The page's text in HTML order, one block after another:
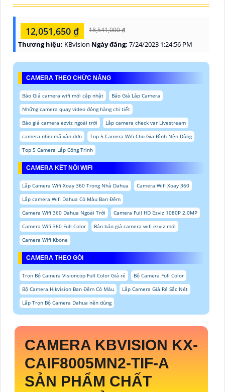
12,051,650 ₫ 18,541,000 ₫
Thương hiệu: KBvision Ngày đăng: 7/24/2023 1:24:56 PM
CAMERA THEO CHỨC NĂNG
Báo Giá camera wifi mới cập nhật
Báo Giá Lắp Camera
Những camera quay video đóng hàng chi tiết
Báo giá camera ezviz ngoài trời
Lắp camera check var Livestream
camera nhìn mã vận đơn
Top 5 Camera Wifi Cho Gia Đình Nên Dùng
Top 5 Camera Lắp Công Trình
CAMERA KẾT NỐI WIFI
Lắp Camera Wifi Xoay 360 Trong Nhà Dahua
Camera Wifi Xoay 360
Lắp camera Wifi Dahua Có Màu Ban Đêm
Camera Wifi 360 Dahua Ngoài Trời
Camera Full HD Ezviz 1080P 2.0MP
Camera Wifi 360 Full Color
Bản báo giá camera wifi ezviz mới
Camera Wifi Kbone
CAMERA THEO GÓI
Trọn Bộ Camera Visioncop Full Color Giá rẻ
Bộ Camera Full Color
Bộ Camera Hikvision Ban Đêm Có Màu
Lắp Camera Giá Rẻ Sắc Nét
Lắp Trọn Bộ Camera Dahua nên dùng
CAMERA KBVISION KX-
CAIF8005MN2-TIF-A
SẢN PHẨM CHẤT